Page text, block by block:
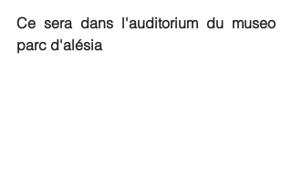
Ce sera dans l'auditorium du museo
parc d'alésia